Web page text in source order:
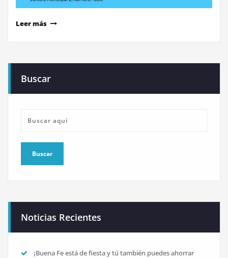
Leer más
Buscar
Noticias Recientes
¡Buena Fe está de fiesta y tú también puedes ahorrar